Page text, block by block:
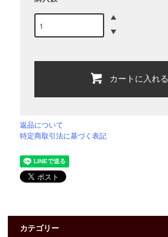
カートに入れる
返品について
特定商取引法に基づく表記
カテゴリー